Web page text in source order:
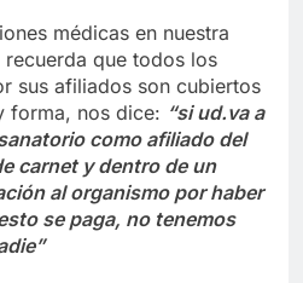
médicas en nuestra
que todos los
sus afiliados son cubiertos
forma, nos dice: “si ud.va a
como afiliado del
carnet y dentro de un
al organismo por haber
se paga, no tenemos